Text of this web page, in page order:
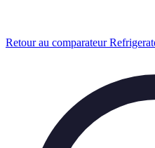
Retour au comparateur